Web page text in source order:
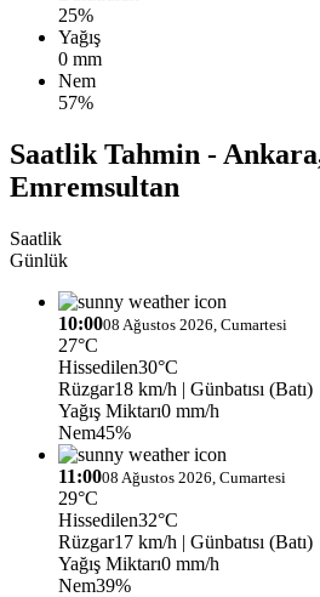
25%
Yağış
0 mm
Nem
57%
Saatlik Tahmin -
Emremsultan
Saatlik
Günlük
10:0008 Ağustos 2026, Cumartesi
27°C
Hissedilen30°C
Rüzgar18 km/h | Günbatısı (Batı)
Yağış Miktarı0 mm/h
Nem45%
11:0008 Ağustos 2026, Cumartesi
29°C
Hissedilen32°C
Rüzgar17 km/h | Günbatısı (Batı)
Yağış Miktarı0 mm/h
Nem39%